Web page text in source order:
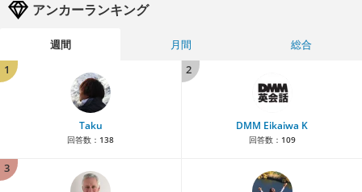
アンカーランキング
週間 月間
総合
1
Taku
回答数： 138
2
DMM Eikaiwa K
回答数： 109
3